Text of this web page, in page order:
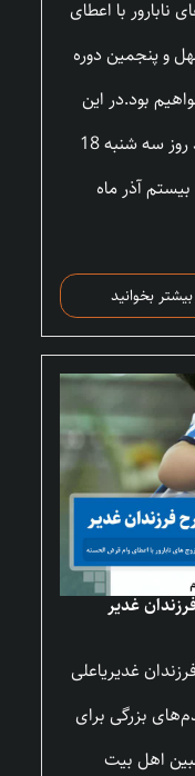
با اعطای
و پنجمین دوره
بود.در این
مرحله ثبت نام ، متقاضیان می توانند روز سه شنبه 18
پنج شنبه بیستم آذر ماه
بیشتر بخوانید
غدیر
غدیریاعلی
بزرگی برای
اهل بیت